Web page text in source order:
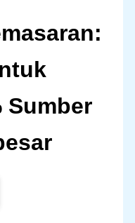
Sumber